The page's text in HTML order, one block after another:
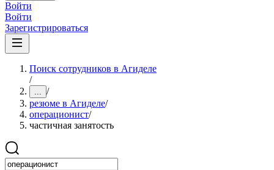
Войти
Войти
Зарегистрироваться
Поиск сотрудников в Агиделе
/
... /
резюме в Агиделе/
операционист/
частичная занятость